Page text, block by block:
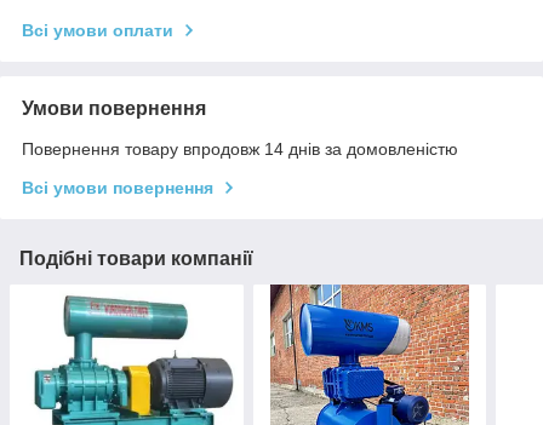
Всі умови оплати
Умови повернення
Повернення товару впродовж 14 днів за домовленістю
Всі умови повернення
Подібні товари компанії